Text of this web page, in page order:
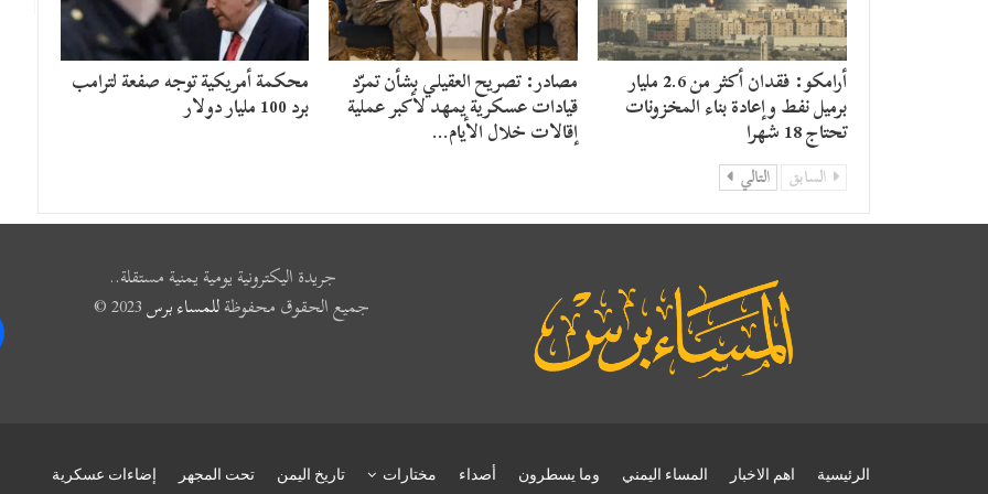
أرامكو: فقدان أكثر من 2.6 مليار
برميل نفط وإعادة بناء المخزونات
تحتاج 18 شهرا
مصادر: تصريح العقيلي بشأن تمرّد
قيادات عسكرية يمهد لأكبر عملية
إقالات خلال الأيام…
محكمة أمريكية توجه صفعة لترامب
برد 100 مليار دولار
السابق التالي
جريدة اليكترونية يومية يمنية مستقلة..
جميع الحقوق محفوظةللمساء برس
الرئيسية اهم الاخبار المساء اليمني وما يسطرون أصداء مختارات تاريخ اليمن تحت المجهر إضاءات عسكرية